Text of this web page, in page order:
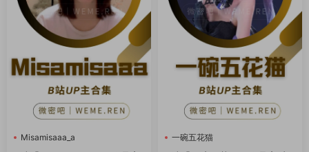
Misamisaaa_a 一碗五花猫